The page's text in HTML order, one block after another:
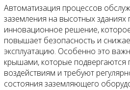
Автоматизация процессов
заземления на высотных зданиях
инновационное решение,
повышает безопасность и
эксплуатацию. Особенно это
крышами, которые
воздействиям и требуют
состояния заземляющего